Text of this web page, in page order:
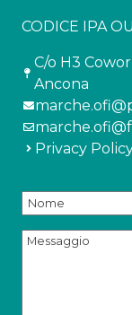
CODICE IPA
C/o H3
Ancona
Privacy